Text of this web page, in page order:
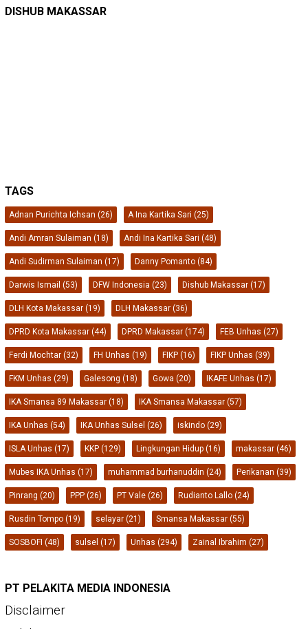
DISHUB MAKASSAR
Pete-pete Laut Makassar Siap Beroperasi …
TAGS
Adnan Purichta Ichsan (26) A Ina Kartika Sari (25)
Andi Amran Sulaiman (18) Andi Ina Kartika Sari (48)
Andi Sudirman Sulaiman (17) Danny Pomanto (84)
Darwis Ismail (53) DFW Indonesia (23) Dishub Makassar (17)
DLH Kota Makassar (19) DLH Makassar (36)
DPRD Kota Makassar (44) DPRD Makassar (174) FEB Unhas (27)
Ferdi Mochtar (32) FH Unhas (19) FIKP (16) FIKP Unhas (39)
FKM Unhas (29) Galesong (18) Gowa (20) IKAFE Unhas (17)
IKA Smansa 89 Makassar (18) IKA Smansa Makassar (57)
IKA Unhas (54) IKA Unhas Sulsel (26) iskindo (29)
ISLA Unhas (17) KKP (129) Lingkungan Hidup (16) makassar (46)
Mubes IKA Unhas (17) muhammad burhanuddin (24) Perikanan (39)
Pinrang (20) PPP (26) PT Vale (26) Rudianto Lallo (24)
Rusdin Tompo (19) selayar (21) Smansa Makassar (55)
SOSBOFI (48) sulsel (17) Unhas (294) Zainal Ibrahim (27)
PT PELAKITA MEDIA INDONESIA
Disclaimer